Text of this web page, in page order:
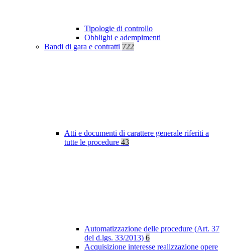
Tipologie di controllo
Obblighi e adempimenti
Bandi di gara e contratti 722
Atti e documenti di carattere generale riferiti a
tutte le procedure 43
Automatizzazione delle procedure (Art. 37
del d.lgs. 33/2013) 6
Acquisizione interesse realizzazione opere